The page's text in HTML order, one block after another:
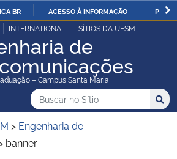
IR
PARA
O
CONTEÚDO
BR ACESSO À INFORMAÇÃO
Pública
INTERNATIONAL SÍTIOS DA UFSM
de
– Campus Santa Maria
do Sítio
Busca
Buscar no no Sítio
Busca:
> Engenharia de
banner